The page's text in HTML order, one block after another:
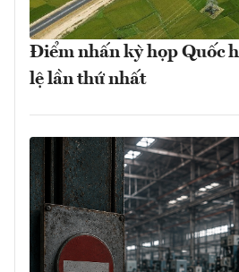
Điểm nhấn kỳ họp Quốc
lệ lần thứ nhất